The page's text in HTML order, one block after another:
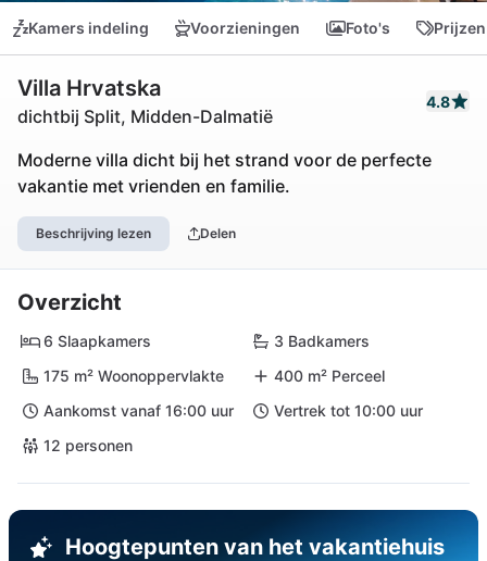
Kamers indeling Voorzieningen Foto's
Villa Hrvatska
dichtbij Split, Midden-Dalmatië
4.8
Moderne villa dicht bij het strand voor de perfecte
vakantie met vrienden en familie.
Beschrijving lezen Delen
Overzicht
6 Slaapkamers
3 Badkamers
175 m² Woonoppervlakte
400 m² Perceel
Aankomst vanaf 16:00 uur
Vertrek tot 10:00 uur
12 personen
Hoogtepunten van het vakantiehuis